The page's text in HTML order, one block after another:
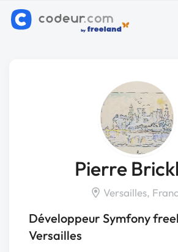
Pierre
Versailles,
Développeur Symfony
Versailles